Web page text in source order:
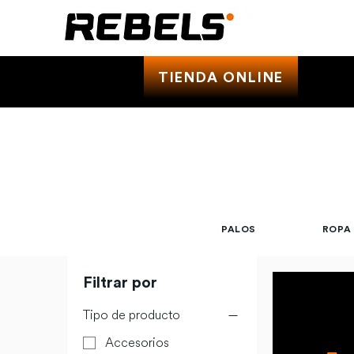
TIENDA ONLINE
ROPA
PALOS
Filtrar por
Tipo de producto
Accesorios